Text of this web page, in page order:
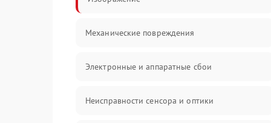
Механические повреждения
Электронные и аппаратные сбои
Неисправности сенсора и оптики